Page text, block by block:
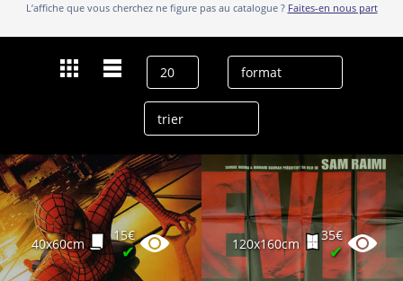
L’affiche que vous cherchez ne figure pas au catalogue ? Faites-en nous part
40x60cm
15€
✔ 120x160cm
35€
✔